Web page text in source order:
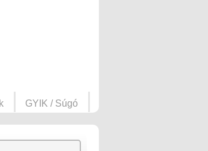
GYIK / Súgó